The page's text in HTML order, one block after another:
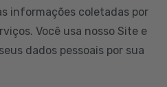
informações coletadas por
Você usa nosso Site e
dados pessoais por sua